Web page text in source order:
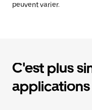
peuvent varier.
C'est plus
applications